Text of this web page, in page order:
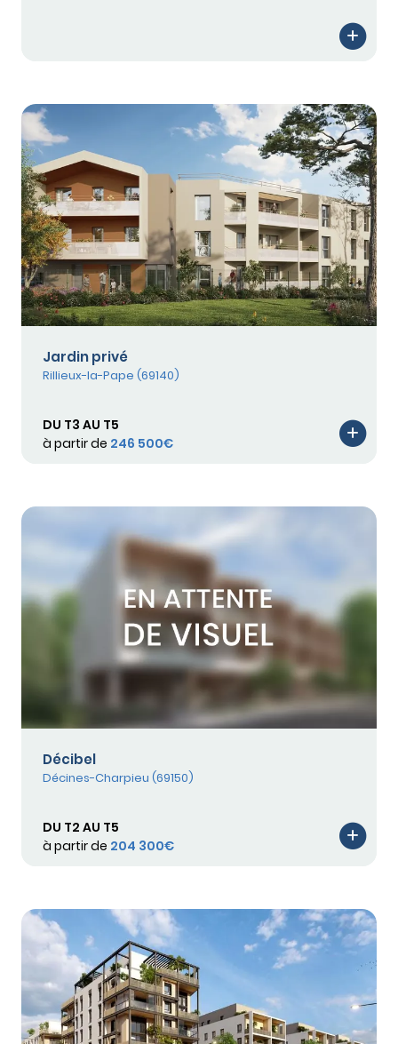
Jardin privé
Rillieux-la-Pape (69140)
DU T3 AU T5
à partir de 246 500€
Décibel
Décines-Charpieu (69150)
DU T2 AU T5
à partir de 204 300€